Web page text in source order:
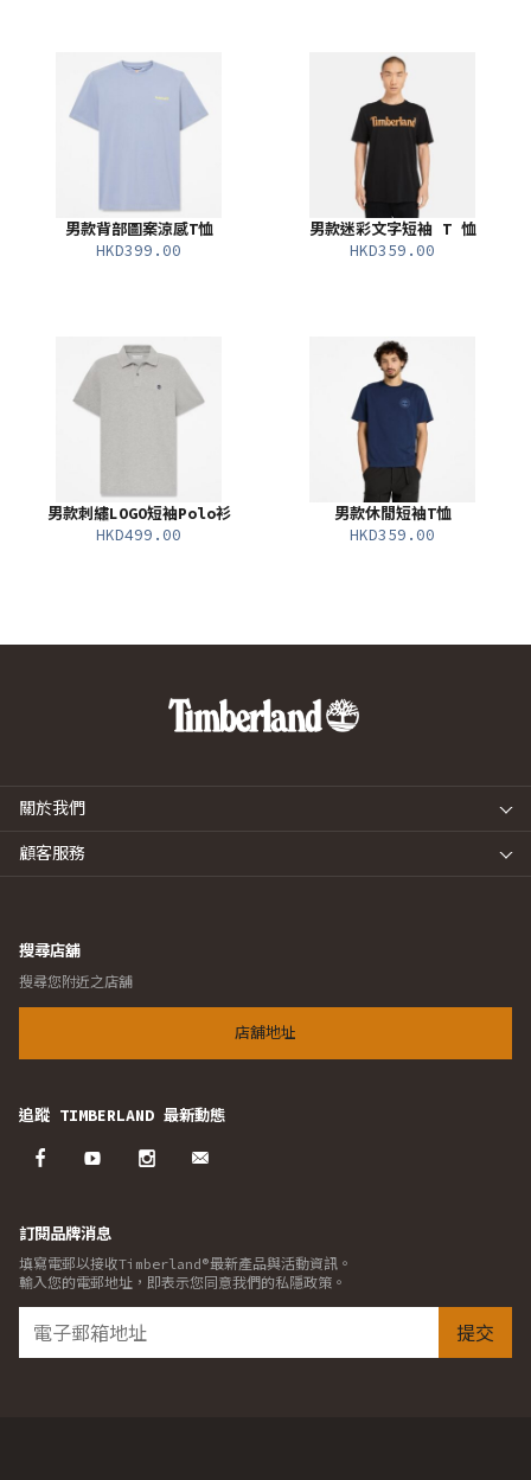
男款背部圖案涼感T恤
HKD399.00
男款迷彩文字短袖 T 恤
HKD359.00
男款刺繡LOGO短袖Polo衫
HKD499.00
男款休閒短袖T恤
HKD359.00
關於我們
顧客服務
搜尋店舖
搜尋您附近之店舖
店舖地址
追蹤 TIMBERLAND 最新動態
訂閱品牌消息
填寫電郵以接收Timberland®最新產品與活動資訊。
輸入您的電郵地址，即表示您同意我們的私隱政策。
提交